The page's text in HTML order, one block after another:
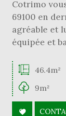
Cotrimo
69100 en
agréable et
équipée et
46.4m²
9m²